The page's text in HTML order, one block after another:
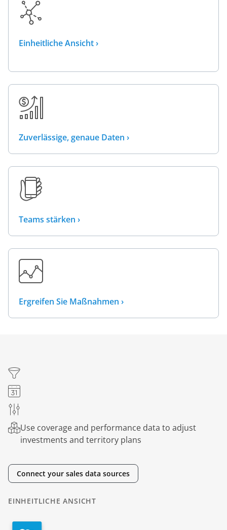
Einheitliche Ansicht ›
Zuverlässige, genaue Daten ›
Teams stärken ›
Ergreifen Sie Maßnahmen ›
EINHEITLICHE ANSICHT
Use coverage and performance data to adjust
investments and territory plans
Connect your sales data sources